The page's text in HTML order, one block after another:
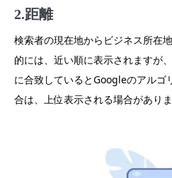
2.距離
検索者の現在地からビジネス所在
的には、近い順に表示されますが
に合致しているとGoogleのアルゴ
合は、上位表示される場合がありま